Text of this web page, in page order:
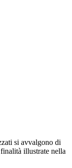
si avvalgono di
illustrate nella